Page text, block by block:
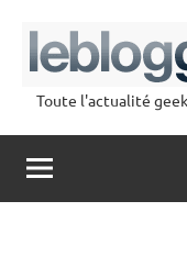
contenu
Toute l'actualité